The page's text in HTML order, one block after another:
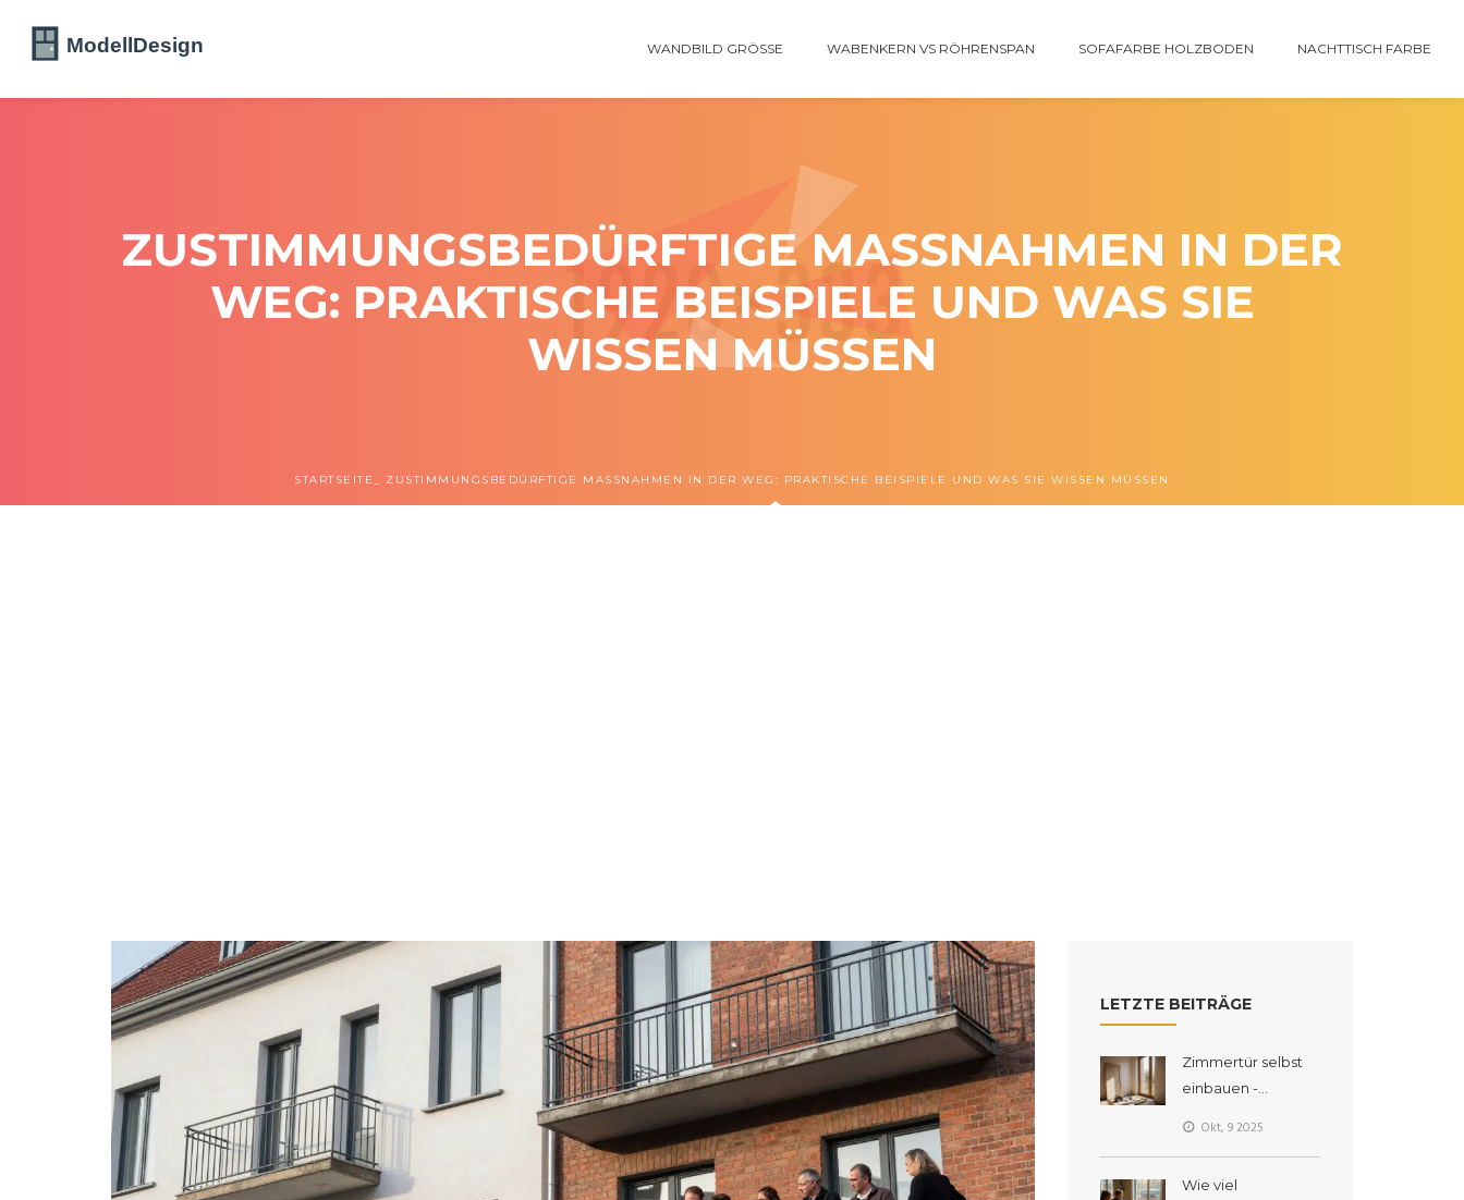
WANDBILD GRÖSSE WABENKERN VS RÖHRENSPAN SOFAFARBE HOLZBODEN NACHTTISCH FARBE
ZUSTIMMUNGSBEDÜRFTIGE MASSNAHMEN IN DER W
EG: PRAKTISCHE BEISPIELE UND WAS SIE W
ISSEN MÜSSEN
STARTSEITE ZUSTIMMUNGSBEDÜRFTIGE MASSNAHMEN IN DER WEG: PRAKTISCHE BEISPIELE UND WAS SIE WISSEN MÜSSEN
LETZTE BEITRÄGE
Zimmertür selbst
einbauen -
Okt, 9 2025
Wie viel